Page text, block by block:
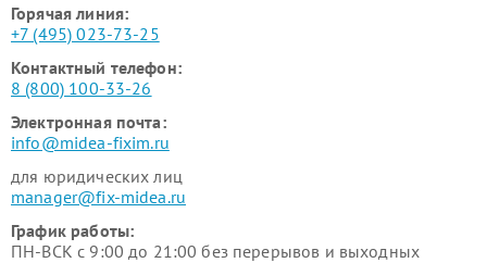
Горячая линия:
+7 (495) 023-73-25
Контактный телефон:
8 (800) 100-33-26
Электронная почта:
info@midea-fixim.ru
для юридических лиц
manager@fix-midea.ru
График работы:
ПН-ВСК с 9:00 до 21:00 без перерывов и выходных